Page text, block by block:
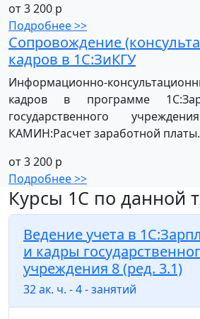
от 3 200 р
Подробнее >>
Сопровождение
кадров в 1С:ЗиКГУ
Информационно-
кадров в программе
государственного
КАМИН:Расчет заработной платы.
от 3 200 р
Подробнее >>
Курсы 1С по данной
Ведение учета в
и кадры
учреждения 8 (ред. 3.1)
32 ак. ч. - 4 - занятий